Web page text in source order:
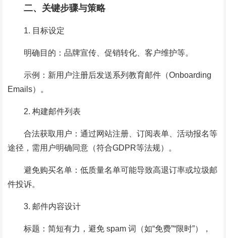
二、关键步骤与策略
1. 目标设定
明确目的：品牌宣传、促销转化、客户维护等。
示例：新用户注册后发送系列教育邮件（Onboarding
Emails）。
2. 构建邮件列表
合法获取用户：通过网站注册、订阅表单、活动报名等
途径，需用户明确同意（符合GDPR等法规）。
避免购买名单：低质量名单可能导致高退订率或垃圾邮
件投诉。
3. 邮件内容设计
标题：简短有力，避免 spam 词（如“免费”“限时”），